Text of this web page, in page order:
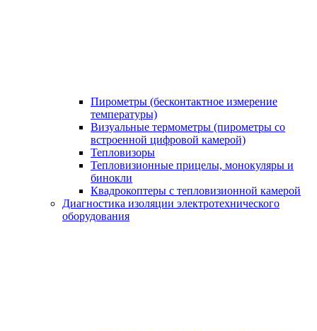
Пирометры (бесконтактное измерение
температуры)
Визуальные термометры (пирометры со
встроенной цифровой камерой)
Тепловизоры
Тепловизионные прицелы, монокуляры и
бинокли
Квадрокоптеры с тепловизионной камерой
Диагностика изоляции электротехнического
оборудования